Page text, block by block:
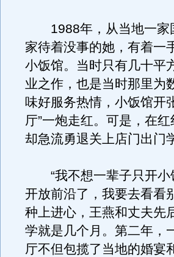
1988年，从当地一家
家待着没事的她，有着一
小饭馆。当时只有几十平
业之作，也是当时那里为
味好服务热情，小饭馆开
厅”一炮走红。可是，在
却急流勇退关上店门出门
“我不想一辈子只开小
开放前沿了，我要去看看
种上进心，王燕和丈夫先
学就是几个月。第二年，
厅不但包揽了当地的婚宴